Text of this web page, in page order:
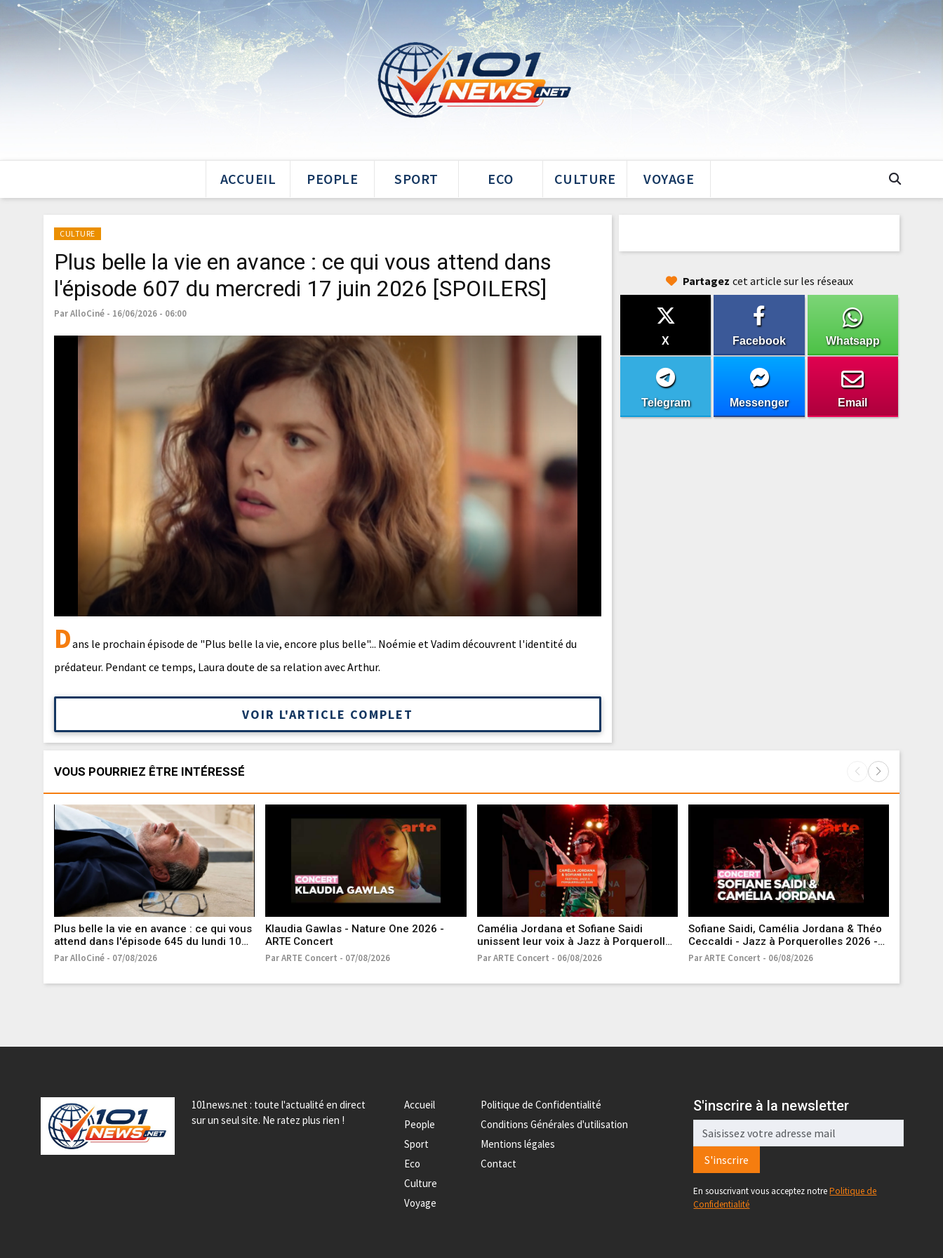
ACCUEIL PEOPLE SPORT ECO CULTURE VOYAGE
CULTURE
Plus belle la vie en avance : ce qui vous attend dans
l'épisode 607 du mercredi 17 juin 2026 [SPOILERS]
Par AlloCiné - 16/06/2026 - 06:00
Dans le prochain épisode de "Plus belle la vie, encore plus belle"... Noémie et Vadim découvrent l'identité du
prédateur. Pendant ce temps, Laura doute de sa relation avec Arthur.
VOIR L'ARTICLE COMPLET
Partagez cet article sur les réseaux
X Facebook Whatsapp
Telegram Messenger Email
VOUS POURRIEZ ÊTRE INTÉRESSÉ
Plus belle la vie en avance : ce qui vous
attend dans l'épisode 645 du lundi 10
août 2026 [SPOILERS]
Par AlloCiné - 07/08/2026
Klaudia Gawlas - Nature One 2026 -
ARTE Concert
Par ARTE Concert - 07/08/2026
Camélia Jordana et Sofiane Saidi
unissent leur voix à Jazz à Porquerolles
#live #rai - ARTE Concert
Par ARTE Concert - 06/08/2026
Sofiane Saidi, Camélia Jordana & Théo
Ceccaldi - Jazz à Porquerolles 2026 -
ARTE Concert
Par ARTE Concert - 06/08/2026
101news.net : toute l'actualité en direct
sur un seul site. Ne ratez plus rien !
Accueil
People
Sport
Eco
Culture
Voyage
Politique de Confidentialité
Conditions Générales d'utilisation
Mentions légales
Contact
S'inscrire à la newsletter
S'inscrire
En souscrivant vous acceptez notrePolitique de
Confidentialité